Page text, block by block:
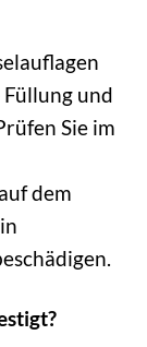
und
Sie im
dem